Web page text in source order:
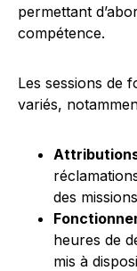
permettant
compétence.
Les sessions de
variés,
des
heures de
mis à